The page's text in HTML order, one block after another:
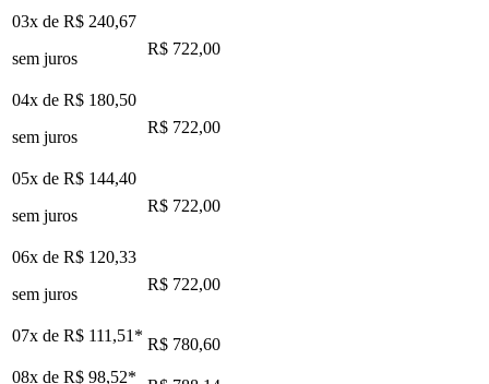
03x de R$ 240,67
sem juros
R$ 722,00
04x de R$ 180,50
sem juros
R$ 722,00
05x de R$ 144,40
sem juros
R$ 722,00
06x de R$ 120,33
sem juros
R$ 722,00
07x de R$ 111,51* R$ 780,60
08x de R$ 98,52*